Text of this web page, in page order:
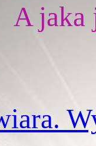
A jaka